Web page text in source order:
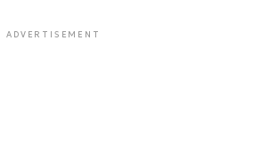
ADVERTISEMENT